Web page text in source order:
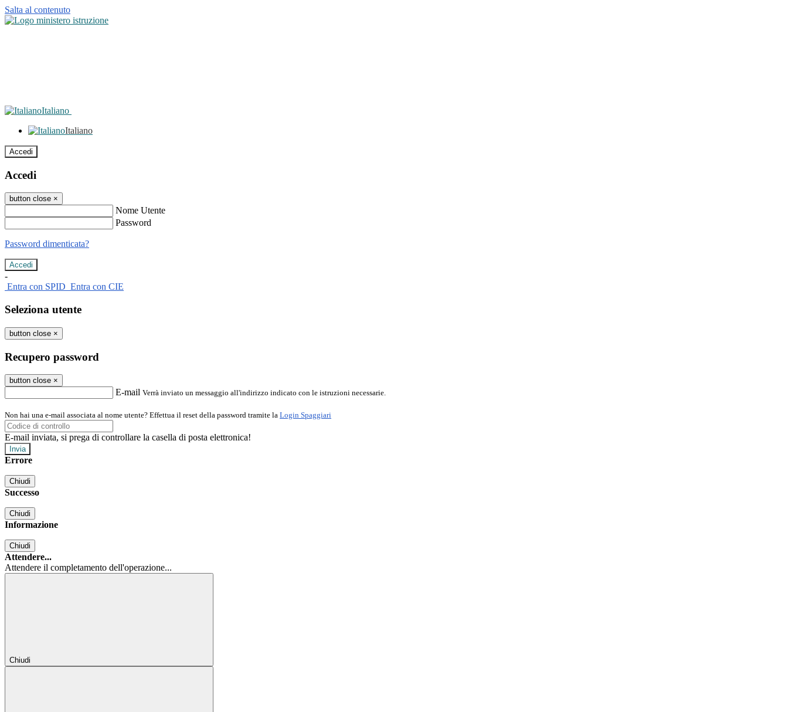
Salta al contenuto
Italiano
Italiano
Accedi
Accedi
button close ×
Nome Utente
Password
Password dimenticata?
-
Entra con SPID Entra con CIE
Seleziona utente
button close ×
Recupero password
button close ×
E-mail Verrà inviato un messaggio all'indirizzo indicato con le istruzioni necessarie.
Non hai una e-mail associata al nome utente? Effettua il reset della password tramite la Login Spaggiari
E-mail inviata, si prega di controllare la casella di posta elettronica!
Errore
Chiudi
Successo
Chiudi
Informazione
Chiudi
Attendere...
Attendere il completamento dell'operazione...
Chiudi